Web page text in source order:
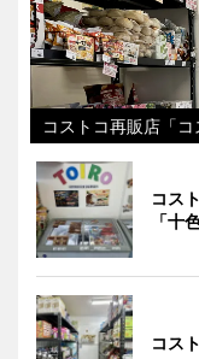
コストコ再販店「
コス
「十
コス